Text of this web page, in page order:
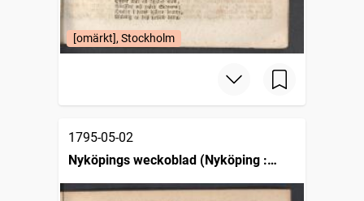
[omärkt], Stockholm
1795-05-02
Nyköpings weckoblad (Nyköping :
1786)